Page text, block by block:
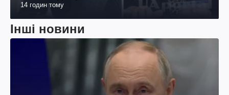
14 годин тому
Інші новини